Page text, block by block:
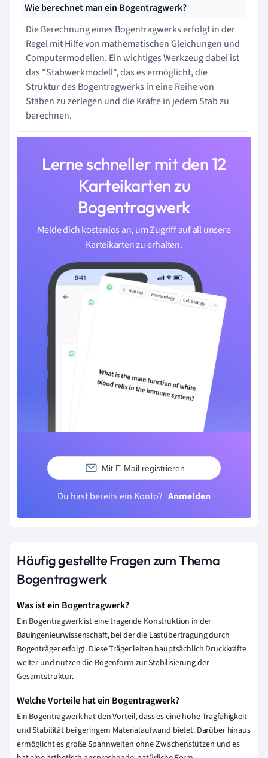
Wie berechnet man ein Bogentragwerk?
Die Berechnung eines Bogentragwerks erfolgt in der
Regel mit Hilfe von mathematischen Gleichungen und
Computermodellen. Ein wichtiges Werkzeug dabei ist
das "Stabwerkmodell", das es ermöglicht, die
Struktur des Bogentragwerks in eine Reihe von
Stäben zu zerlegen und die Kräfte in jedem Stab zu
berechnen.
Lerne schneller mit den 12
Karteikarten zu
Bogentragwerk
Melde dich kostenlos an, um Zugriff auf all unsere
Karteikarten zu erhalten.
Mit E-Mail registrieren
Du hast bereits ein Konto? Anmelden
Häufig gestellte Fragen zum Thema
Bogentragwerk
Was ist ein Bogentragwerk?
Ein Bogentragwerk ist eine tragende Konstruktion in der
Bauingenieurwissenschaft, bei der die Lastübertragung durch
Bogenträger erfolgt. Diese Träger leiten hauptsächlich Druckkräfte
weiter und nutzen die Bogenform zur Stabilisierung der
Gesamtstruktur.
Welche Vorteile hat ein Bogentragwerk?
Ein Bogentragwerk hat den Vorteil, dass es eine hohe Tragfähigkeit
und Stabilität bei geringem Materialaufwand bietet. Darüber hinaus
ermöglicht es große Spannweiten ohne Zwischenstützen und es